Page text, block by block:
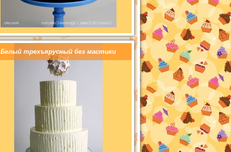
Белый трехъярусный без мастики